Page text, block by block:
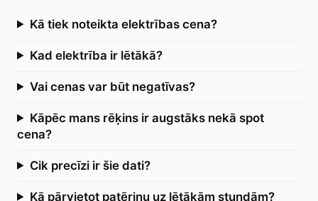
Kā tiek noteikta elektrības cena?
Kad elektrība ir lētākā?
Vai cenas var būt negatīvas?
Kāpēc mans rēķins ir augstāks nekā spot
cena?
Cik precīzi ir šie dati?
Kā pārvietot patēriņu uz lētākām stundām?